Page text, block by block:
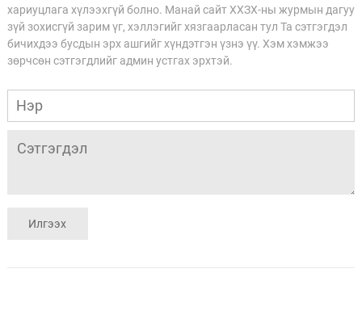
хариуцлага хүлээхгүй болно. Манай сайт ХХЗХ-ны журмын дагуу
зүй зохисгүй зарим үг, хэллэгийг хязгаарласан тул Та сэтгэгдэл
бичихдээ бусдын эрх ашгийг хүндэтгэн үзнэ үү. Хэм хэмжээ
зөрчсөн сэтгэгдлийг админ устгах эрхтэй.